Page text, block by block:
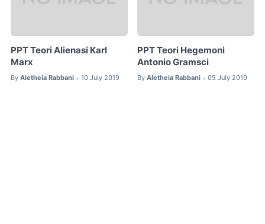
PPT Teori Alienasi Karl
Marx
By Aletheia Rabbani • 10 July 2019
PPT Teori Hegemoni
Antonio Gramsci
By Aletheia Rabbani • 05 July 2019